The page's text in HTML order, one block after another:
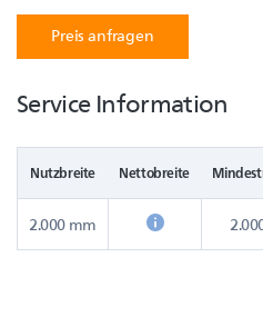
Preis anfragen
Service Information
Nutzbreite Nettobreite
2.000 mm